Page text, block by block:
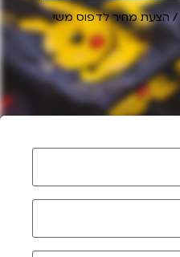
/ הצעת מחיר לדפוס משי